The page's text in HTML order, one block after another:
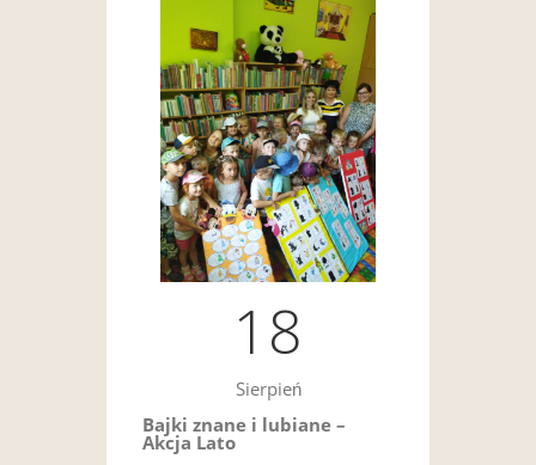
18
Sierpień
Bajki znane i lubiane –
Akcja Lato